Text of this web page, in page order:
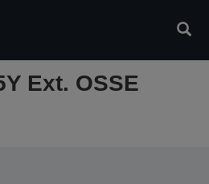
Ext. OSSE